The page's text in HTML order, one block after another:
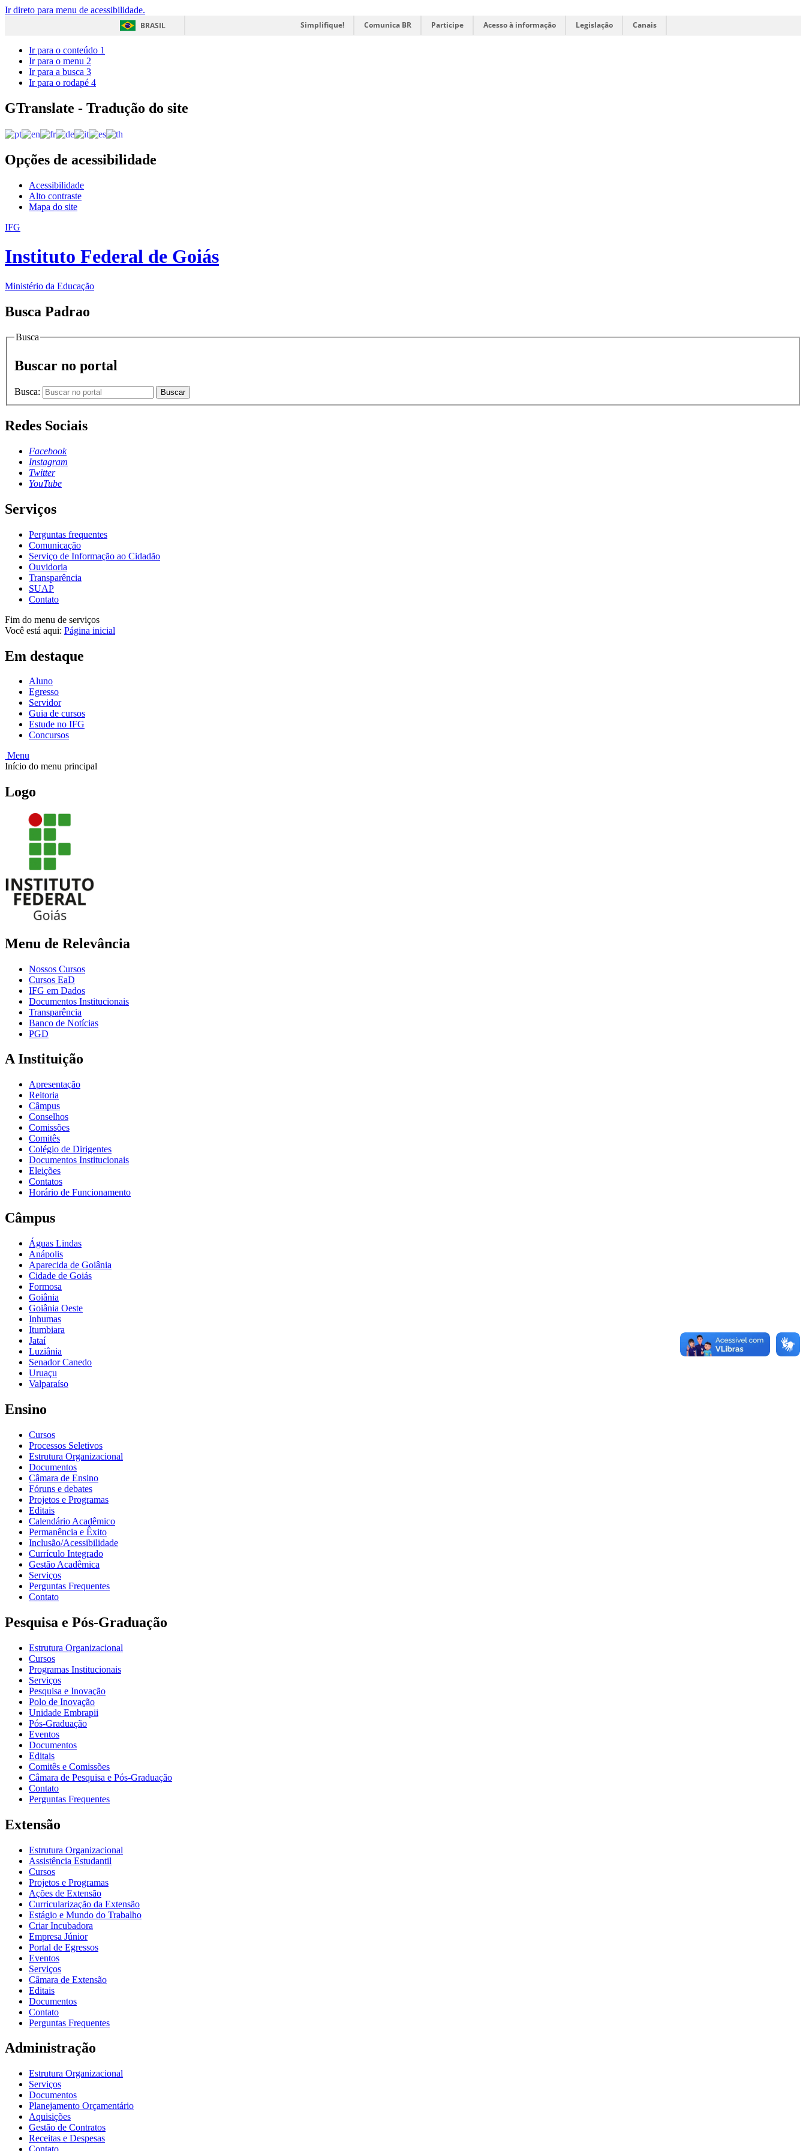
Ir direto para menu de acessibilidade.
BRASIL
Simplifique! Comunica BR Participe Acesso à informação Legislação Canais
Ir para o conteúdo 1
Ir para o menu 2
Ir para a busca 3
Ir para o rodapé 4
GTranslate - Tradução do site
Opções de acessibilidade
Acessibilidade
Alto contraste
Mapa do site
IFG
Instituto Federal de Goiás
Ministério da Educação
Busca Padrao
Busca
Buscar no portal
Busca: Buscar
Redes Sociais
Facebook
Instagram
Twitter
YouTube
Serviços
Perguntas frequentes
Comunicação
Serviço de Informação ao Cidadão
Ouvidoria
Transparência
SUAP
Contato
Fim do menu de serviços
Você está aqui: Página inicial
Em destaque
Aluno
Egresso
Servidor
Guia de cursos
Estude no IFG
Concursos
Menu
Início do menu principal
Logo
Menu de Relevância
Nossos Cursos
Cursos EaD
IFG em Dados
Documentos Institucionais
Transparência
Banco de Notícias
PGD
A Instituição
Apresentação
Reitoria
Câmpus
Conselhos
Comissões
Comitês
Colégio de Dirigentes
Documentos Institucionais
Eleições
Contatos
Horário de Funcionamento
Câmpus
Águas Lindas
Anápolis
Aparecida de Goiânia
Cidade de Goiás
Formosa
Goiânia
Goiânia Oeste
Inhumas
Itumbiara
Jataí
Luziânia
Senador Canedo
Uruaçu
Valparaíso
Ensino
Cursos
Processos Seletivos
Estrutura Organizacional
Documentos
Câmara de Ensino
Fóruns e debates
Projetos e Programas
Editais
Calendário Acadêmico
Permanência e Êxito
Inclusão/Acessibilidade
Currículo Integrado
Gestão Acadêmica
Serviços
Perguntas Frequentes
Contato
Pesquisa e Pós-Graduação
Estrutura Organizacional
Cursos
Programas Institucionais
Serviços
Pesquisa e Inovação
Polo de Inovação
Unidade Embrapii
Pós-Graduação
Eventos
Documentos
Editais
Comitês e Comissões
Câmara de Pesquisa e Pós-Graduação
Contato
Perguntas Frequentes
Extensão
Estrutura Organizacional
Assistência Estudantil
Cursos
Projetos e Programas
Ações de Extensão
Curricularização da Extensão
Estágio e Mundo do Trabalho
Criar Incubadora
Empresa Júnior
Portal de Egressos
Eventos
Serviços
Câmara de Extensão
Editais
Documentos
Contato
Perguntas Frequentes
Administração
Estrutura Organizacional
Serviços
Documentos
Planejamento Orçamentário
Aquisições
Gestão de Contratos
Receitas e Despesas